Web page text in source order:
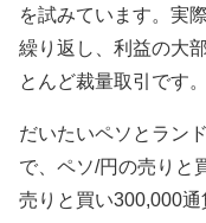
を試みています。実
繰り返し、利益の大
とんど裁量取引です。
だいたいペソとラン
で、ペソ/円の売りと
売りと買い300,000